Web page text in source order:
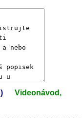
Videonávod,